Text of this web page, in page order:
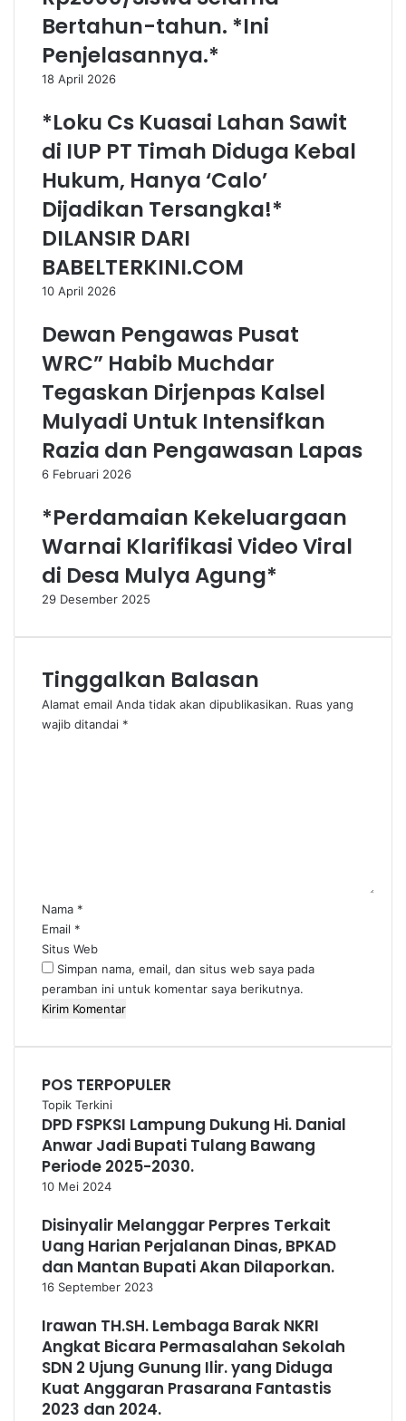
Bertahun-tahun. *Ini
Penjelasannya.*
18 April 2026
*Loku Cs Kuasai Lahan Sawit
di IUP PT Timah Diduga Kebal
Hukum, Hanya ‘Calo’
Dijadikan Tersangka!*
DILANSIR DARI
BABELTERKINI.COM
10 April 2026
Dewan Pengawas Pusat
WRC” Habib Muchdar
Tegaskan Dirjenpas Kalsel
Mulyadi Untuk Intensifkan
Razia dan Pengawasan Lapas
6 Februari 2026
*Perdamaian Kekeluargaan
Warnai Klarifikasi Video Viral
di Desa Mulya Agung*
29 Desember 2025
Tinggalkan Balasan
Alamat email Anda tidak akan dipublikasikan. Ruas yang
wajib ditandai *
*Nama *
Email *
Situs Web
Simpan nama, email, dan situs web saya pada
peramban ini untuk komentar saya berikutnya.
POS TERPOPULER
Topik Terkini
DPD FSPKSI Lampung Dukung Hi. Danial
Anwar Jadi Bupati Tulang Bawang
Periode 2025-2030.
10 Mei 2024
Disinyalir Melanggar Perpres Terkait
Uang Harian Perjalanan Dinas, BPKAD
dan Mantan Bupati Akan Dilaporkan.
16 September 2023
Irawan TH.SH. Lembaga Barak NKRI
Angkat Bicara Permasalahan Sekolah
SDN 2 Ujung Gunung Ilir. yang Diduga
Kuat Anggaran Prasarana Fantastis
2023 dan 2024.